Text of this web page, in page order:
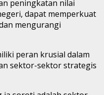
peningkatan nilai
dapat memperkuat
mengurangi
peran krusial dalam
sektor-sektor strategis